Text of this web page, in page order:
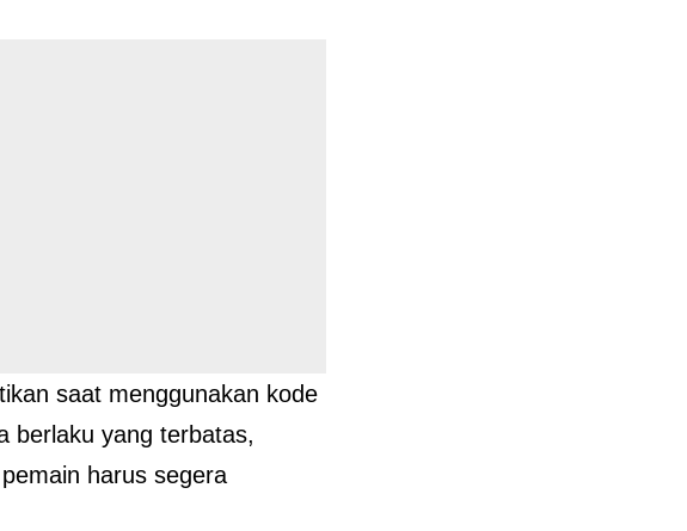
saat menggunakan kode
berlaku yang terbatas,
harus segera